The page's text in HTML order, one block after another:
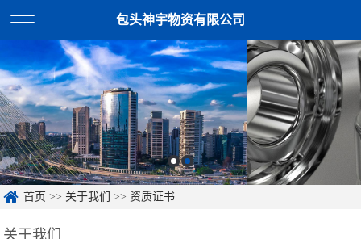
包头神宇物资有限公司
首页 >> 关于我们 >>资质证书
关于我们